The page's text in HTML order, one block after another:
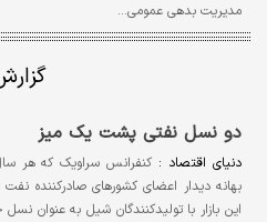
مدیریت بدهی عمومی…
دو نسل نفتی پشت یک میز
دنیای اقتصاد : کنفرانس سراویک که هر
بهانه دیدار اعضای کشورهای
این بازار با